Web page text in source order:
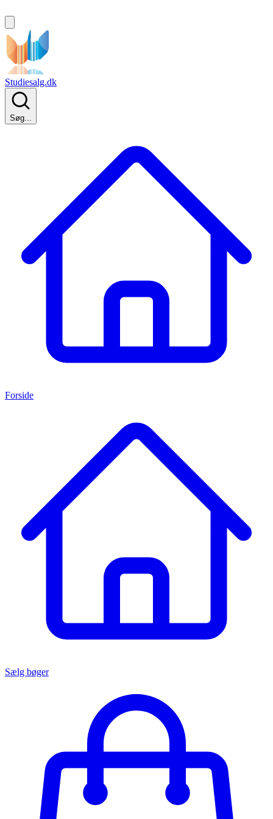
Studiesalg.dk
Søg...
Forside
Sælg bøger